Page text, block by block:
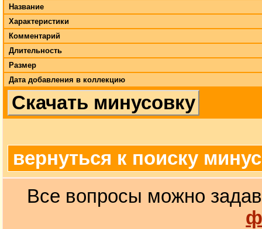
Название
Характеристики
Комментарий
Длительность
Размер
Дата добавления в коллекцию
Скачать минусовку
вернуться к поиску
Все вопросы можно